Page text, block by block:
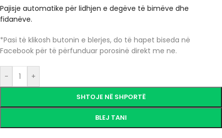
Pajisje automatike për lidhjen e degëve të bimëve dhe
fidanëve.
*Pasi të klikosh butonin e blerjes, do të hapet biseda në
Facebook për të përfunduar porosinë direkt me ne.
- +
SHTOJE NË SHPORTË
BLEJ TANI